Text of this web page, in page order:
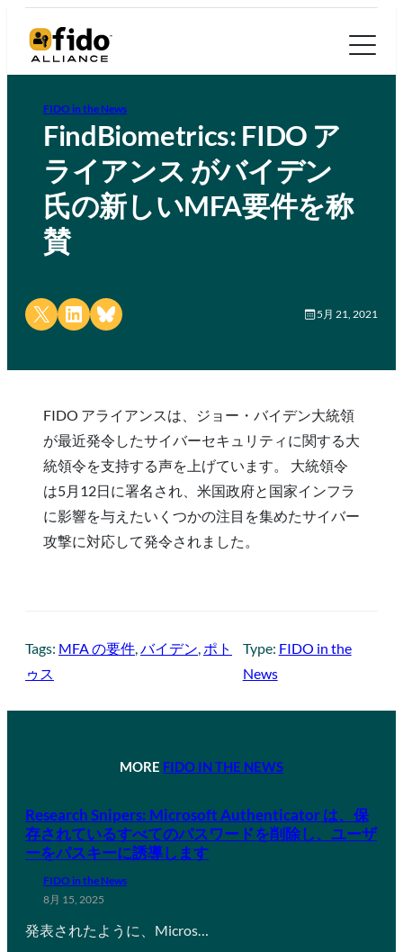
FIDO in the News
FindBiometrics: FIDO ア
ライアンス がバイデン
氏の新しいMFA要件を称
賛
Share on X Share on LinkedIn
Share on Bluesky 5月 21, 2021
FIDO アライアンスは、ジョー・バイデン大統領
が最近発令したサイバーセキュリティに関する大
統領令を支持する声を上げています。 大統領令
は5月12日に署名され、米国政府と国家インフラ
に影響を与えたいくつかの注目を集めたサイバー
攻撃に対応して発令されました。
Tags: MFA の要件 バイデン ポト
ゥス
Type: FIDO in the
News
MORE FIDO IN THE NEWS
Research Snipers: Microsoft Authenticator は、保
存されているすべてのパスワードを削除し、ユーザ
ーをパスキーに誘導します
FIDO in the News
8月 15, 2025
発表されたように、Micros…